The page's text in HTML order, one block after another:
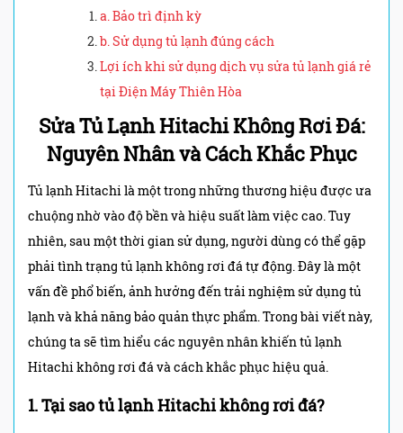
a. Bảo trì định kỳ
b. Sử dụng tủ lạnh đúng cách
Lợi ích khi sử dụng dịch vụ sửa tủ lạnh giá rẻ
tại Điện Máy Thiên Hòa
Sửa Tủ Lạnh Hitachi Không Rơi Đá:
Nguyên Nhân và Cách Khắc Phục
Tủ lạnh Hitachi là một trong những thương hiệu được ưa
chuộng nhờ vào độ bền và hiệu suất làm việc cao. Tuy
nhiên, sau một thời gian sử dụng, người dùng có thể gặp
phải tình trạng tủ lạnh không rơi đá tự động. Đây là một
vấn đề phổ biến, ảnh hưởng đến trải nghiệm sử dụng tủ
lạnh và khả năng bảo quản thực phẩm. Trong bài viết này,
chúng ta sẽ tìm hiểu các nguyên nhân khiến tủ lạnh
Hitachi không rơi đá và cách khắc phục hiệu quả.
1. Tại sao tủ lạnh Hitachi không rơi đá?